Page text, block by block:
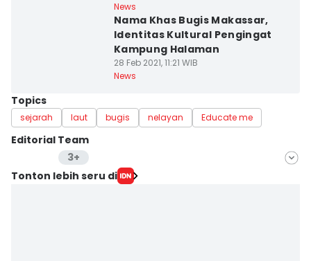
News
Nama Khas Bugis Makassar,
Identitas Kultural Pengingat
Kampung Halaman
28 Feb 2021, 11:21 WIB
News
Topics
sejarah laut bugis nelayan Educate me
Editorial Team
3+
Editor
Tonton lebih seru di